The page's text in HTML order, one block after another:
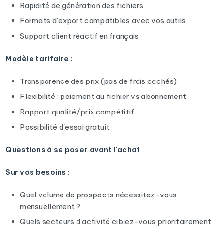
Rapidité de génération des fichiers
Formats d'export compatibles avec vos outils
Support client réactif en français
Modèle tarifaire :
Transparence des prix (pas de frais cachés)
Flexibilité : paiement au fichier vs abonnement
Rapport qualité/prix compétitif
Possibilité d'essai gratuit
Questions à se poser avant l'achat
Sur vos besoins :
Quel volume de prospects nécessitez-vous
mensuellement ?
Quels secteurs d'activité ciblez-vous prioritairement